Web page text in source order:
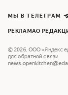
МЫ В ТЕЛЕГРАМ
РЕКЛАМАО
©2026, ООО «Яндекс
для обратной связи